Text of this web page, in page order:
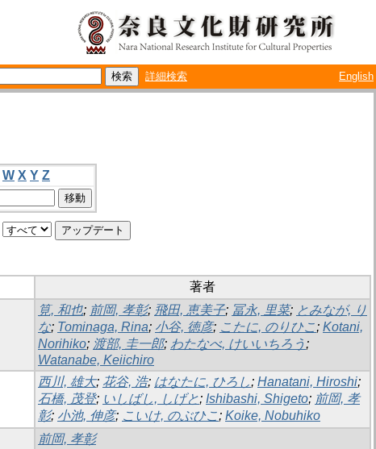
詳細検索 English
W X Y Z
著者
筧, 和也; 前岡, 孝彰; 飛田, 恵美子; 冨永, 里菜; とみなが, り
な; Tominaga, Rina; 小谷, 徳彦; こたに, のりひこ; Kotani,
Norihiko; 渡部, 圭一郎; わたなべ, けいいちろう ;
Watanabe, Keiichiro
西川, 雄大; 花谷, 浩; はなたに, ひろし; Hanatani, Hiroshi;
石橋, 茂登; いしばし, しげと; Ishibashi, Shigeto; 前岡, 孝
彰; 小池, 伸彦; こいけ, のぶひこ; Koike, Nobuhiko
前岡, 孝彰